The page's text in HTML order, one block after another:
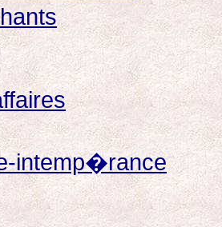
intemp�rance